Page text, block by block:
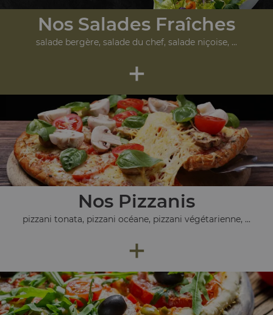
Nos Salades Fraîches
salade bergère, salade du chef, salade niçoise, ...
+
Nos Pizzanis
pizzani tonata, pizzani océane, pizzani végétarienne, ...
+